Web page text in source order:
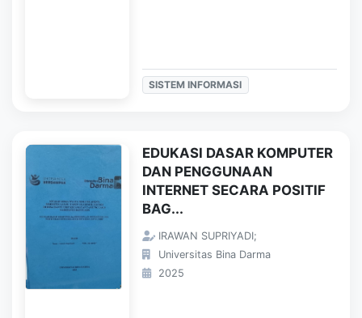
SISTEM INFORMASI
EDUKASI DASAR KOMPUTER
DAN PENGGUNAAN
INTERNET SECARA POSITIF
BAG...
IRAWAN SUPRIYADI;
Universitas Bina Darma
2025